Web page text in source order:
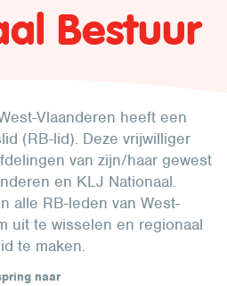
Bestuur
Vlaanderen heeft een
(RB-lid). Deze vrijwilliger
van zijn/haar gewest
en KLJ Nationaal.
alle RB-leden van West-
uit te wisselen en regionaal
te maken.
naar